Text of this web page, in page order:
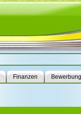
Finanzen Bewerbung